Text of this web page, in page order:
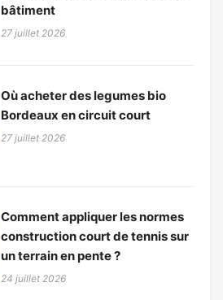
bâtiment
27 juillet 2026
Où acheter des legumes bio
Bordeaux en circuit court
27 juillet 2026
Comment appliquer les normes
construction court de tennis sur
un terrain en pente ?
24 juillet 2026